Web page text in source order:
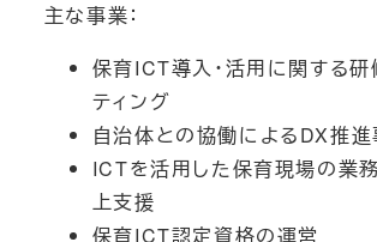
主な事業：
保育ICT導入・活用に関する研
ティング
自治体との協働によるDX推
ICTを活用した保育現場の業
上支援
保育ICT認定資格の運営